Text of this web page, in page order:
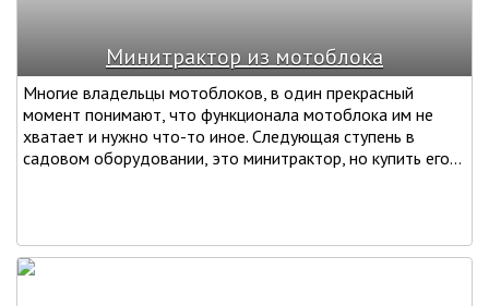
Минитрактор из мотоблока
Многие владельцы мотоблоков, в один прекрасный
момент понимают, что функционала мотоблока им не
хватает и нужно что-то иное. Следующая ступень в
садовом оборудовании, это минитрактор, но купить его...